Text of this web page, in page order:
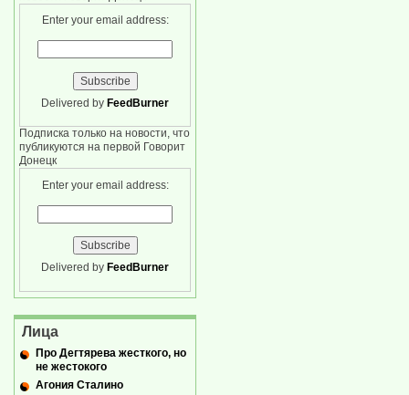
Enter your email address:
Delivered by FeedBurner
Подписка только на новости, что
публикуются на первой Говорит
Донецк
Enter your email address:
Delivered by FeedBurner
Лица
Про Дегтярева жесткого, но
не жестокого
Агония Сталино